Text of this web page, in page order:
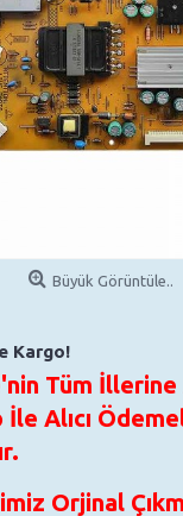
Büyük Görüntüle..
Kargo!
Tüm İllerine
Alıcı
Orjinal